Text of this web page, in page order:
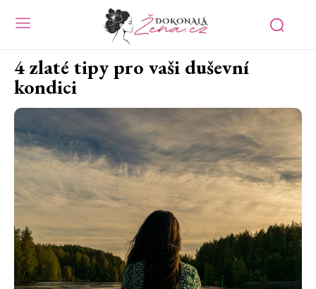
4 zlaté tipy pro vaši duševní
kondici